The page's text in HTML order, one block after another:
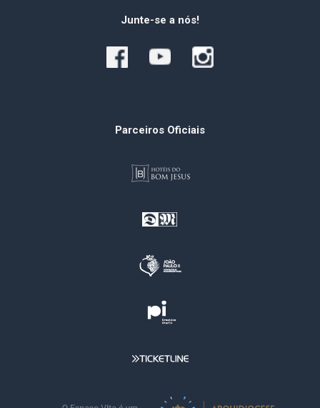
Junte-se a nós!
Parceiros Oficiais